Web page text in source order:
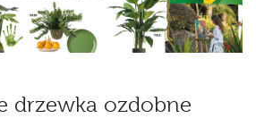
drzewka ozdobne